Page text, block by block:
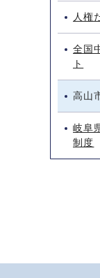
人権
全国
ト
高山
岐阜
制度